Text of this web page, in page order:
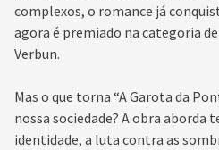
complexos, o romance já
agora é premiado na categoria
Verbun.
Mas o que torna “A Garota da
nossa sociedade? A obra aborda
identidade, a luta contra as